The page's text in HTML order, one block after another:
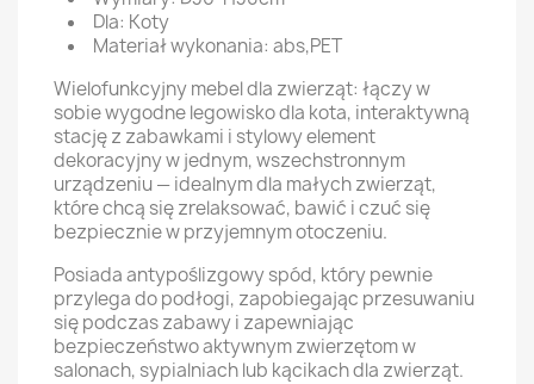
Dla: Koty
Materiał wykonania: abs,PET
Wielofunkcyjny mebel dla zwierząt: łączy w
sobie wygodne legowisko dla kota, interaktywną
stację z zabawkami i stylowy element
dekoracyjny w jednym, wszechstronnym
urządzeniu — idealnym dla małych zwierząt,
które chcą się zrelaksować, bawić i czuć się
bezpiecznie w przyjemnym otoczeniu.
Posiada antypoślizgowy spód, który pewnie
przylega do podłogi, zapobiegając przesuwaniu
się podczas zabawy i zapewniając
bezpieczeństwo aktywnym zwierzętom w
salonach, sypialniach lub kącikach dla zwierząt.